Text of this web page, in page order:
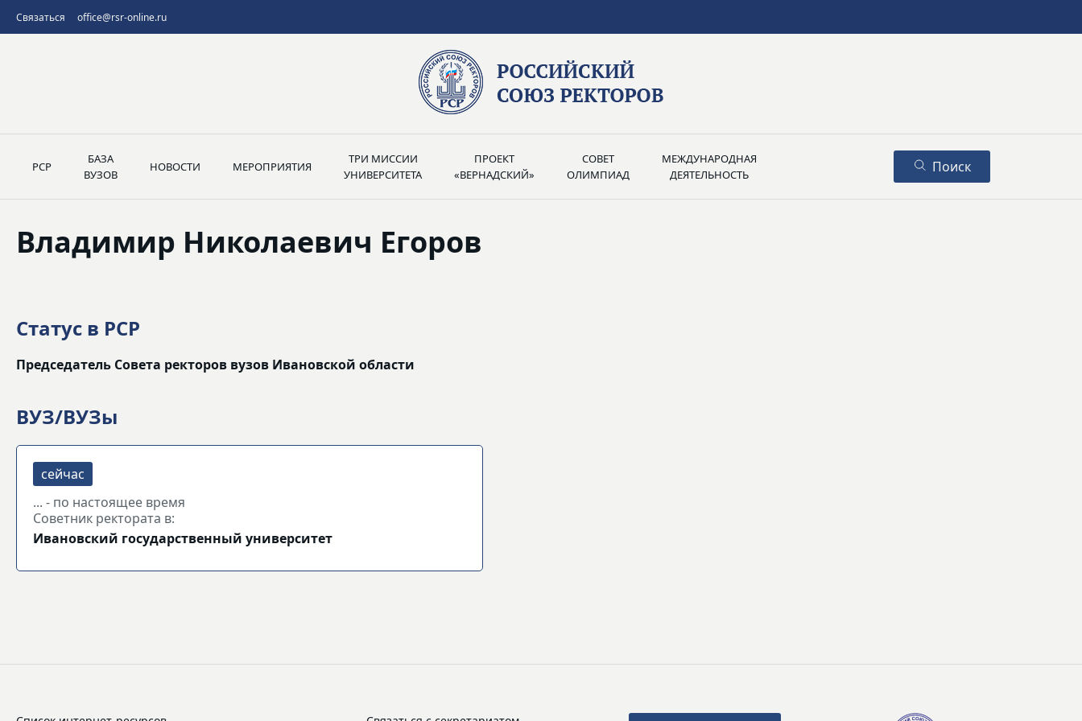
Связаться office@rsr-online.ru
РСР
БАЗА
ВУЗОВ
НОВОСТИ МЕРОПРИЯТИЯ
ТРИ МИССИИ
УНИВЕРСИТЕТА
ПРОЕКТ
«ВЕРНАДСКИЙ»
СОВЕТ
ОЛИМПИАД
МЕЖДУНАРОДНАЯ
ДЕЯТЕЛЬНОСТЬ
Поиск
Владимир Николаевич Егоров
Статус в РСР
Председатель Совета ректоров вузов Ивановской области
ВУЗ/ВУЗы
... - по настоящее время
Советник ректората в:
Ивановский государственный университет